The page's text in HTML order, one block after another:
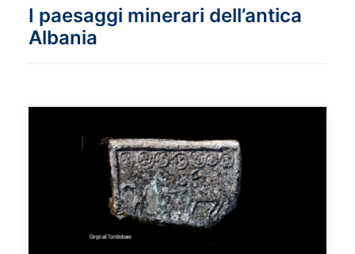
I paesaggi minerari dell’antica
Albania